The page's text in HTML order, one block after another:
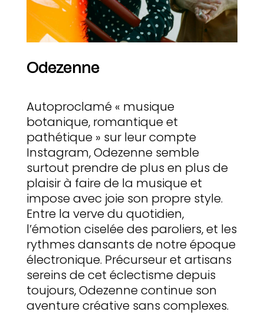
Odezenne
Autoproclamé « musique
botanique, romantique et
pathétique » sur leur compte
Instagram, Odezenne semble
surtout prendre de plus en plus de
plaisir à faire de la musique et
impose avec joie son propre style.
Entre la verve du quotidien,
l’émotion ciselée des paroliers, et les
rythmes dansants de notre époque
électronique. Précurseur et artisans
sereins de cet éclectisme depuis
toujours, Odezenne continue son
aventure créative sans complexes.